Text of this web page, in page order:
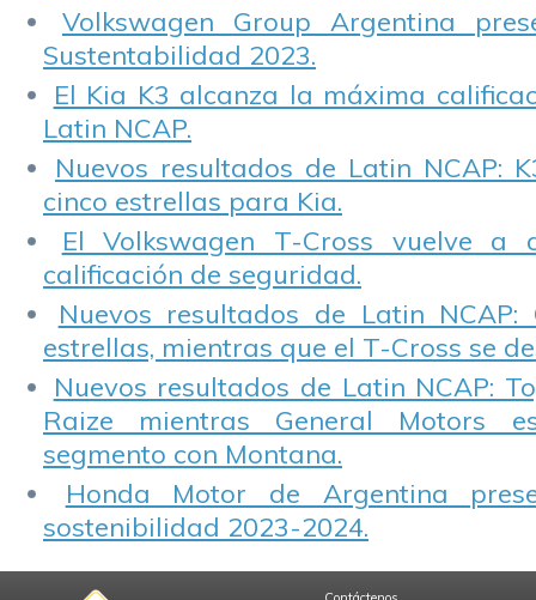
Volkswagen Group Argentina
Sustentabilidad 2023.
El Kia K3 alcanza la máxima
Latin NCAP.
Nuevos resultados de Latin NCAP:
cinco estrellas para Kia.
El Volkswagen T-Cross vuelve a
calificación de seguridad.
Nuevos resultados de Latin NCAP:
estrellas, mientras que el T-Cross se
Nuevos resultados de Latin NCAP:
Raize mientras General Motors
segmento con Montana.
Honda Motor de Argentina
sostenibilidad 2023-2024.